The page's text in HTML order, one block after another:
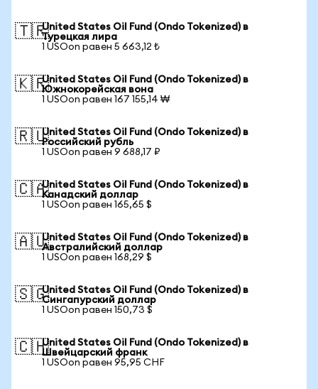
🇹🇷United States Oil Fund (Ondo Tokenized) в
Турецкая лира
1 USOon равен 5 663,12 ₺
🇰🇷United States Oil Fund (Ondo Tokenized) в
Южнокорейская вона
1 USOon равен 167 155,14 ₩
🇷🇺United States Oil Fund (Ondo Tokenized) в
Российский рубль
1 USOon равен 9 688,17 ₽
🇨🇦United States Oil Fund (Ondo Tokenized) в
Канадский доллар
1 USOon равен 165,65 $
🇦🇺United States Oil Fund (Ondo Tokenized) в
Австралийский доллар
1 USOon равен 168,29 $
🇸🇬United States Oil Fund (Ondo Tokenized) в
Сингапурский доллар
1 USOon равен 150,73 $
🇨🇭United States Oil Fund (Ondo Tokenized) в
Швейцарский франк
1 USOon равен 95,95 CHF